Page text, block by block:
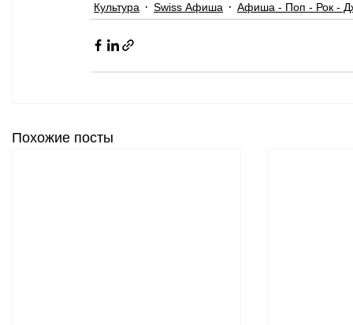
Культура
Swiss Афиша Афиша - Поп - Рок -
Похожие посты